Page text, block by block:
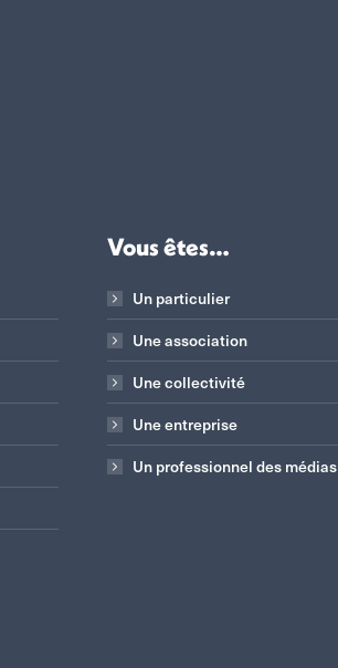
Vous êtes…
Un particulier
Une association
Une collectivité
Une entreprise
Un professionnel des médias